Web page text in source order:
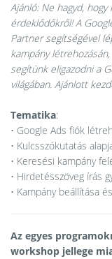
Ajánló: Ne hagyd,
érdeklődőkről! A
Partner segítségével
kampány
segítünk eligazodni a
világában. Ajánlott
Tematika:
• Google Ads fiók
• Kulcsszókutatás
• Keresési kampány
• Hirdetésszöveg írás
• Kampány beállítása
Az egyes
workshop jellege